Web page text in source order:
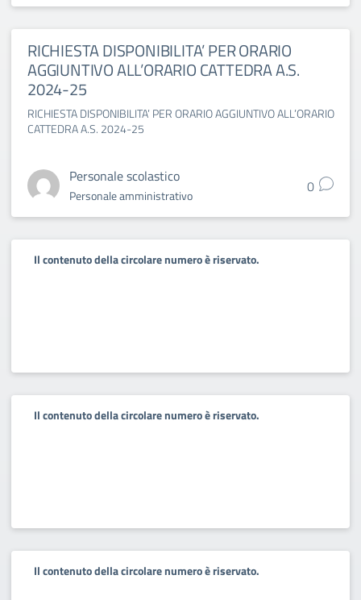
RICHIESTA DISPONIBILITA’ PER ORARIO
AGGIUNTIVO ALL’ORARIO CATTEDRA A.S.
2024-25
RICHIESTA DISPONIBILITA’ PER ORARIO AGGIUNTIVO ALL’ORARIO
CATTEDRA A.S. 2024-25
Personale scolastico
Personale amministrativo 0
Il contenuto della circolare numero è riservato.
Il contenuto della circolare numero è riservato.
Il contenuto della circolare numero è riservato.